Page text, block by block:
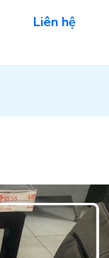
Liên hệ